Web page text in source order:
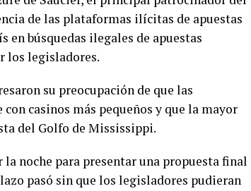
de las plataformas ilícitas de apuestas
búsquedas ilegales de apuestas
los legisladores.
su preocupación de que las
casinos más pequeños y que la mayor
del Golfo de Mississippi.
noche para presentar una propuesta final
pasó sin que los legisladores pudieran